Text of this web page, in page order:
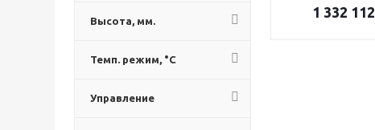
Высота, мм.
Темп. режим, °C
Управление
1 332 112